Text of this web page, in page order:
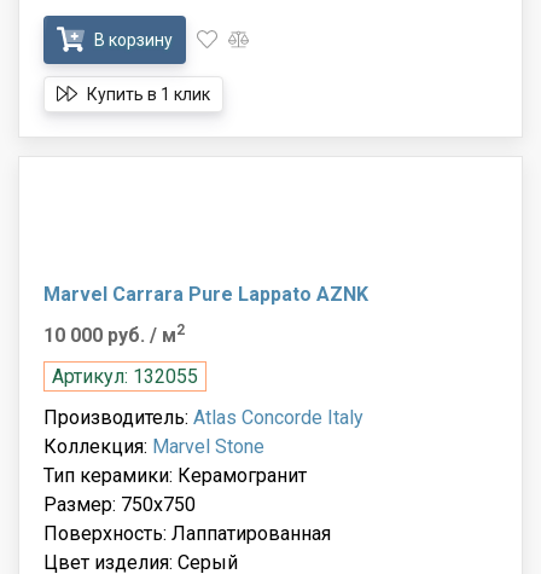
В корзину
Купить в 1 клик
Marvel Carrara Pure Lappato AZNK
10 000 руб. / м2
Артикул: 132055
Производитель: Atlas Concorde Italy
Коллекция: Marvel Stone
Тип керамики: Керамогранит
Размер: 750x750
Поверхность: Лаппатированная
Цвет изделия: Серый